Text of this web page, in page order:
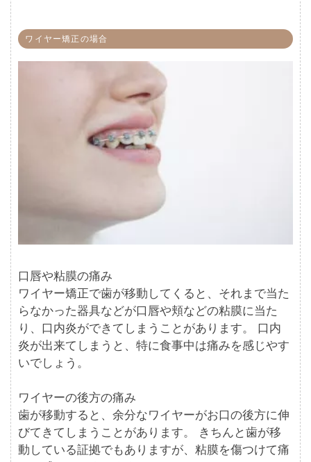
ワイヤー矯正の場合
口唇や粘膜の痛み
ワイヤー矯正で歯が移動してくると、それまで当た
らなかった器具などが口唇や頬などの粘膜に当た
り、口内炎ができてしまうことがあります。 口内
炎が出来てしまうと、特に食事中は痛みを感じやす
いでしょう。
ワイヤーの後方の痛み
歯が移動すると、余分なワイヤーがお口の後方に伸
びてきてしまうことがあります。 きちんと歯が移
動している証拠でもありますが、粘膜を傷つけて痛